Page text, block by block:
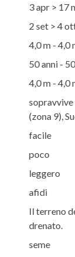
3 apr > 17
2 set > 4
4,0 m - 4,0
50 anni -
4,0 m - 4,0
sopravvive
(zona 9),
facile
poco
leggero
afidi
Il terreno
drenato.
seme